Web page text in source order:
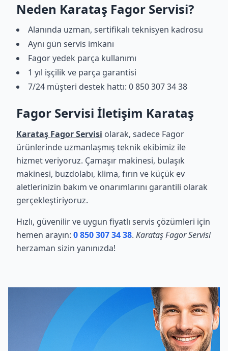
Neden Karataş Fagor Servisi?
Alanında uzman, sertifikalı teknisyen kadrosu
Aynı gün servis imkanı
Fagor yedek parça kullanımı
1 yıl işçilik ve parça garantisi
7/24 müşteri destek hattı: 0 850 307 34 38
Fagor Servisi İletişim Karataş
Karataş Fagor Servisi olarak, sadece Fagor
ürünlerinde uzmanlaşmış teknik ekibimiz ile
hizmet veriyoruz. Çamaşır makinesi, bulaşık
makinesi, buzdolabı, klima, fırın ve küçük ev
aletlerinizin bakım ve onarımlarını garantili olarak
gerçekleştiriyoruz.
Hızlı, güvenilir ve uygun fiyatlı servis çözümleri için
hemen arayın: 0 850 307 34 38. Karataş Fagor Servisi
herzaman sizin yanınızda!